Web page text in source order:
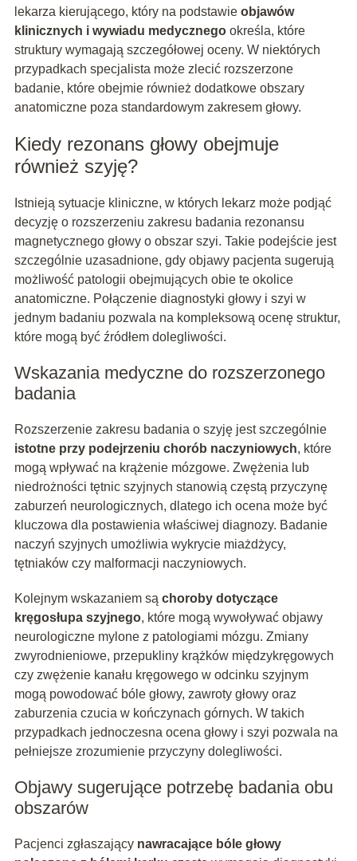
lekarza kierującego, który na podstawie objawów
klinicznych i wywiadu medycznegookreśla, które
struktury wymagają szczegółowej oceny. W niektórych
przypadkach specjalista może zlecić rozszerzone
badanie, które obejmie również dodatkowe obszary
anatomiczne poza standardowym zakresem głowy.
Kiedy rezonans głowy obejmuje
również szyję?
Istnieją sytuacje kliniczne, w których lekarz może podjąć
decyzję o rozszerzeniu zakresu badania rezonansu
magnetycznego głowy o obszar szyi. Takie podejście jest
szczególnie uzasadnione, gdy objawy pacjenta sugerują
możliwość patologii obejmujących obie te okolice
anatomiczne. Połączenie diagnostyki głowy i szyi w
jednym badaniu pozwala na kompleksową ocenę struktur,
które mogą być źródłem dolegliwości.
Wskazania medyczne do rozszerzonego
badania
Rozszerzenie zakresu badania o szyję jest szczególnie
istotne przy podejrzeniu chorób naczyniowych, które
mogą wpływać na krążenie mózgowe. Zwężenia lub
niedrożności tętnic szyjnych stanowią częstą przyczynę
zaburzeń neurologicznych, dlatego ich ocena może być
kluczowa dla postawienia właściwej diagnozy. Badanie
naczyń szyjnych umożliwia wykrycie miażdżycy,
tętniaków czy malformacji naczyniowych.
Kolejnym wskazaniem są choroby dotyczące
kręgosłupa szyjnego, które mogą wywoływać objawy
neurologiczne mylone z patologiami mózgu. Zmiany
zwyrodnieniowe, przepukliny krążków międzykręgowych
czy zwężenie kanału kręgowego w odcinku szyjnym
mogą powodować bóle głowy, zawroty głowy oraz
zaburzenia czucia w kończynach górnych. W takich
przypadkach jednoczesna ocena głowy i szyi pozwala na
pełniejsze zrozumienie przyczyny dolegliwości.
Objawy sugerujące potrzebę badania obu
obszarów
Pacjenci zgłaszający nawracające bóle głowy